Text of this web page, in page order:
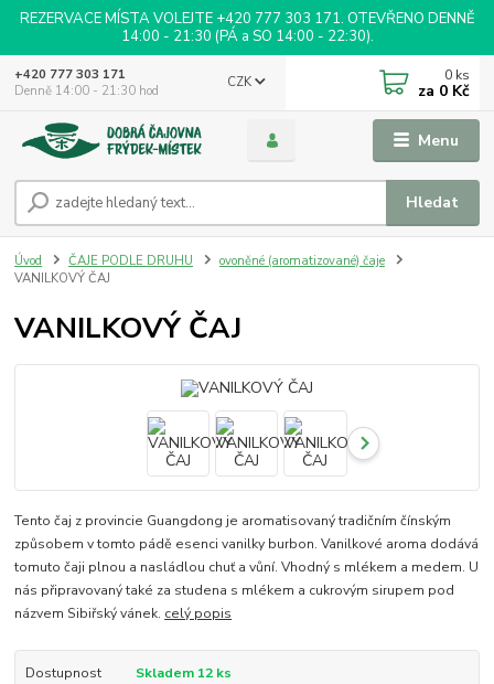
REZERVACE MÍSTA VOLEJTE +420 777 303 171. OTEVŘENO DENNĚ
14:00 - 21:30 (PÁ a SO 14:00 - 22:30).
Menu
CZK
Hledat
+420 777 303 171
Denně 14:00 - 21:30 hod
0 ks
za 0 Kč
Úvod ČAJE PODLE DRUHU
ovoněné (aromatizované) čaje
VANILKOVÝ ČAJ
VANILKOVÝ ČAJ
Tento čaj z provincie Guangdong je aromatisovaný tradičním čínským
způsobem v tomto pádě esenci vanilky burbon. Vanilkové aroma dodává
tomuto čaji plnou a nasládlou chuť a vůní. Vhodný s mlékem a medem. U
nás připravovaný také za studena s mlékem a cukrovým sirupem pod
názvem Sibiřský vánek. celý popis
Dostupnost
Skladem 12 ks